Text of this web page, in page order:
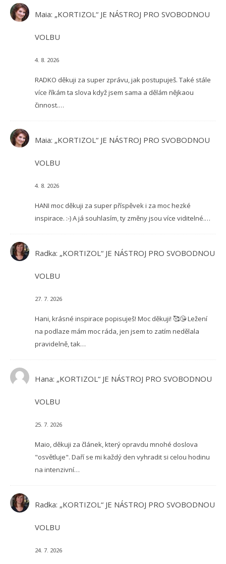
Maia: „KORTIZOL“ JE NÁSTROJ PRO SVOBODNOU
VOLBU
4. 8. 2026
RADKO děkuji za super zprávu, jak postupuješ. Také stále
více říkám ta slova když jsem sama a dělám nějkaou
činnost.…
Maia: „KORTIZOL“ JE NÁSTROJ PRO SVOBODNOU
VOLBU
4. 8. 2026
HANI moc děkuji za super příspěvek i za moc hezké
inspirace. :-) A já souhlasím, ty změny jsou více viditelné.…
Radka: „KORTIZOL“ JE NÁSTROJ PRO SVOBODNOU
VOLBU
27. 7. 2026
Hani, krásné inspirace popisuješ! Moc děkuji! 🥰😘 Ležení
na podlaze mám moc ráda, jen jsem to zatím nedělala
pravidelně, tak…
Hana: „KORTIZOL“ JE NÁSTROJ PRO SVOBODNOU
VOLBU
25. 7. 2026
Maio, děkuji za článek, který opravdu mnohé doslova
"osvětluje". Daří se mi každý den vyhradit si celou hodinu
na intenzivní…
Radka: „KORTIZOL“ JE NÁSTROJ PRO SVOBODNOU
VOLBU
24. 7. 2026